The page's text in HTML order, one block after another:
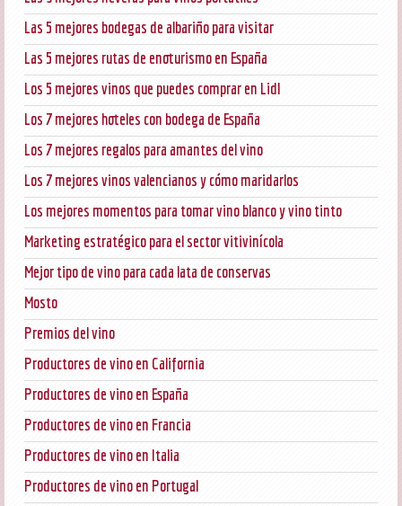
Las 5 mejores bodegas de albariño para visitar
Las 5 mejores rutas de enoturismo en España
Los 5 mejores vinos que puedes comprar en Lidl
Los 7 mejores hoteles con bodega de España
Los 7 mejores regalos para amantes del vino
Los 7 mejores vinos valencianos y cómo maridarlos
Los mejores momentos para tomar vino blanco y vino tinto
Marketing estratégico para el sector vitivinícola
Mejor tipo de vino para cada lata de conservas
Mosto
Premios del vino
Productores de vino en California
Productores de vino en España
Productores de vino en Francia
Productores de vino en Italia
Productores de vino en Portugal